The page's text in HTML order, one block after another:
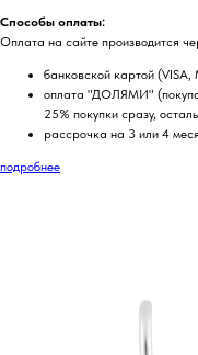
Способы оплаты:
Оплата на сайте производится
банковской картой
оплата "ДОЛЯМИ"
25% покупки сразу,
рассрочка на 3 или 4
подробнее